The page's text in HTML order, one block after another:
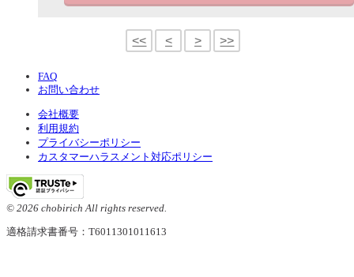
<< < > >>
FAQ
お問い合わせ
会社概要
利用規約
プライバシーポリシー
カスタマーハラスメント対応ポリシー
© 2026 chobirich All rights reserved.
適格請求書番号：T6011301011613